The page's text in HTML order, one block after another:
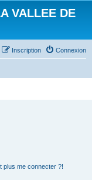
VALLEE DE
Connexion
Inscription
plus me connecter ?!